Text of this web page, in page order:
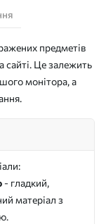
предметів
сайті. Це залежить
монітора, а
- гладкий,
матеріал з